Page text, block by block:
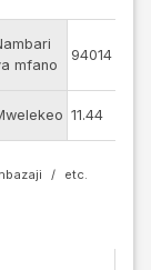
mfano
94014
11.44